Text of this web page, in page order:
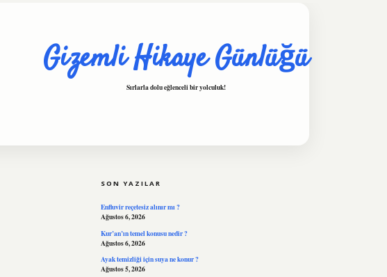
Gizemli Hikaye Günlüğü
Sırlarla dolu eğlenceli bir yolculuk!
SON YAZILAR
Enfluvir reçetesiz alınır mı ?
Ağustos 6, 2026
Kur’an’ın temel konusu nedir ?
Ağustos 6, 2026
Ayak temizliği için suya ne konur ?
Ağustos 5, 2026